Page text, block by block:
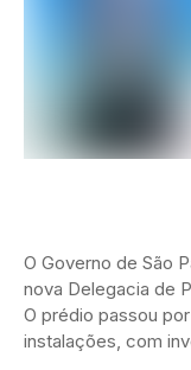
O Governo de São
nova Delegacia de
O prédio passou
instalações, com